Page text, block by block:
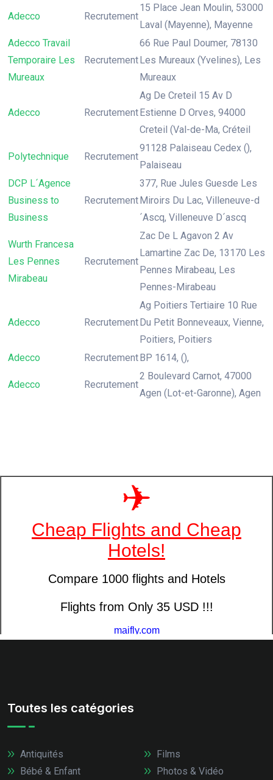
Adecco Recrutement
15 Place Jean Moulin, 53000
Laval (Mayenne), Mayenne
Adecco Travail
Temporaire Les
Mureaux
Recrutement
66 Rue Paul Doumer, 78130
Les Mureaux (Yvelines), Les
Mureaux
Adecco Recrutement
Ag De Creteil 15 Av D
Estienne D Orves, 94000
Creteil (Val-de-Ma, Créteil
Polytechnique Recrutement
91128 Palaiseau Cedex (),
Palaiseau
DCP L´Agence
Business to
Business
Recrutement
377, Rue Jules Guesde Les
Miroirs Du Lac, Villeneuve-d
´Ascq, Villeneuve D´ascq
Wurth Francesa
Les Pennes
Mirabeau
Recrutement
Zac De L Agavon 2 Av
Lamartine Zac De, 13170 Les
Pennes Mirabeau, Les
Pennes-Mirabeau
Adecco Recrutement
Ag Poitiers Tertiaire 10 Rue
Du Petit Bonneveaux, Vienne,
Poitiers, Poitiers
Adecco
RecrutementBP 1614, (),
Adecco Recrutement
2 Boulevard Carnot, 47000
Agen (Lot-et-Garonne), Agen
Toutes les catégories
Antiquités
Bébé & Enfant
Films
Photos & Vidéo